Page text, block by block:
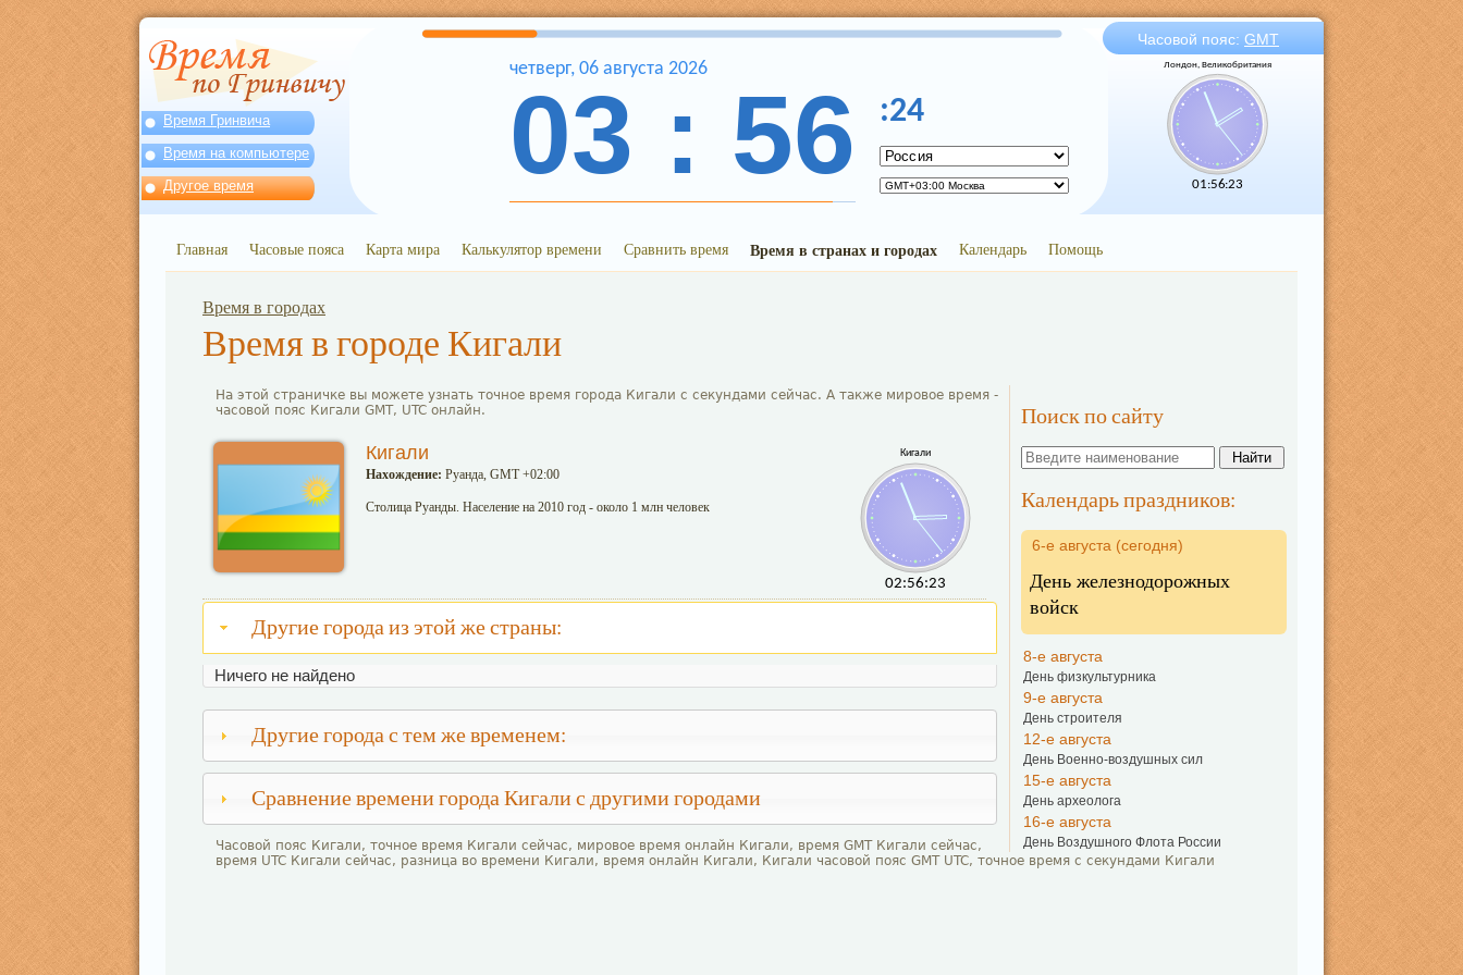
Время Гринвича
Время на компьютере
Другое время
Часовой пояс: GMT
Лондон, Великобритания
01:56:23
четверг, 06 августа 2026
03 : 56 :24
Главная Часовые пояса Карта мира Калькулятор времени Сравнить время Время в странах и городах Календарь Помощь
Поиск по сайту
Календарь праздников:
6-е августа (сегодня)
День железнодорожных
войск
8-е августа
День физкультурника
9-е августа
День строителя
12-е августа
День Военно-воздушных сил
15-е августа
День археолога
16-е августа
День Воздушного Флота России
Время в городах
Время в городе Кигали
На этой страничке вы можете узнать точное время города Кигали с секундами сейчас. А также мировое время -
часовой пояс Кигали GMT, UTC онлайн.
Кигали
02:56:23
Кигали
Нахождение: Руанда, GMT +02:00
Столица Руанды. Население на 2010 год - около 1 млн человек
Другие города из этой же страны:
Ничего не найдено
Другие города с тем же временем:
Сравнение времени города Кигали с другими городами
Часовой пояс Кигали, точное время Кигали сейчас, мировое время онлайн Кигали, время GMT Кигали сейчас,
время UTC Кигали сейчас, разница во времени Кигали, время онлайн Кигали, Кигали часовой пояс GMT UTC, точное время с секундами Кигали